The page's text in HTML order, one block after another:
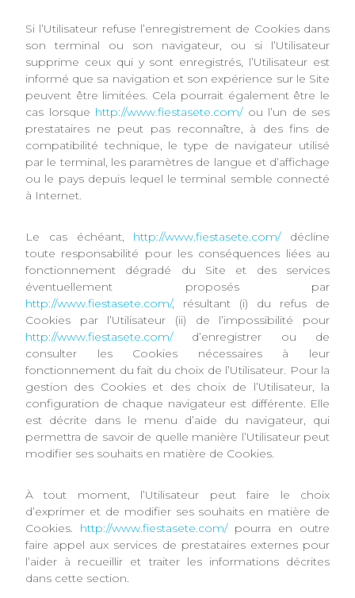
Si l’Utilisateur refuse l’enregistrement de Cookies dans
son terminal ou son navigateur, ou si l’Utilisateur
supprime ceux qui y sont enregistrés, l’Utilisateur est
informé que sa navigation et son expérience sur le Site
peuvent être limitées. Cela pourrait également être le
cas lorsque http://www.fiestasete.com/ou l’un de ses
prestataires ne peut pas reconnaître, à des fins de
compatibilité technique, le type de navigateur utilisé
par le terminal, les paramètres de langue et d’affichage
ou le pays depuis lequel le terminal semble connecté
à Internet.
Le cas échéant, http://www.fiestasete.com/décline
toute responsabilité pour les conséquences liées au
fonctionnement dégradé du Site et des services
éventuellement proposés par
http://www.fiestasete.com/, résultant (i) du refus de
Cookies par l’Utilisateur (ii) de l’impossibilité pour
http://www.fiestasete.com/d’enregistrer ou de
consulter les Cookies nécessaires à leur
fonctionnement du fait du choix de l’Utilisateur. Pour la
gestion des Cookies et des choix de l’Utilisateur, la
configuration de chaque navigateur est différente. Elle
est décrite dans le menu d’aide du navigateur, qui
permettra de savoir de quelle manière l’Utilisateur peut
modifier ses souhaits en matière de Cookies.
À tout moment, l’Utilisateur peut faire le choix
d’exprimer et de modifier ses souhaits en matière de
Cookies. http://www.fiestasete.com/pourra en outre
faire appel aux services de prestataires externes pour
l’aider à recueillir et traiter les informations décrites
dans cette section.